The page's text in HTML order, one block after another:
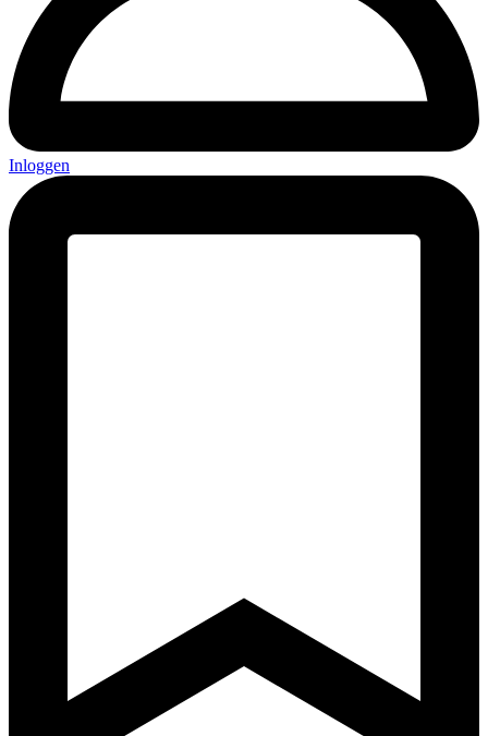
Inloggen